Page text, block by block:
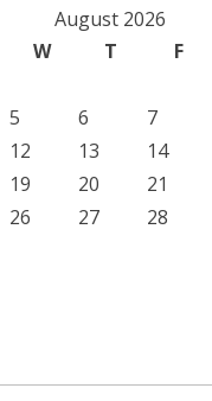
August 2026
W T F
5 6 7
12 13 14
19 20 21
26 27 28